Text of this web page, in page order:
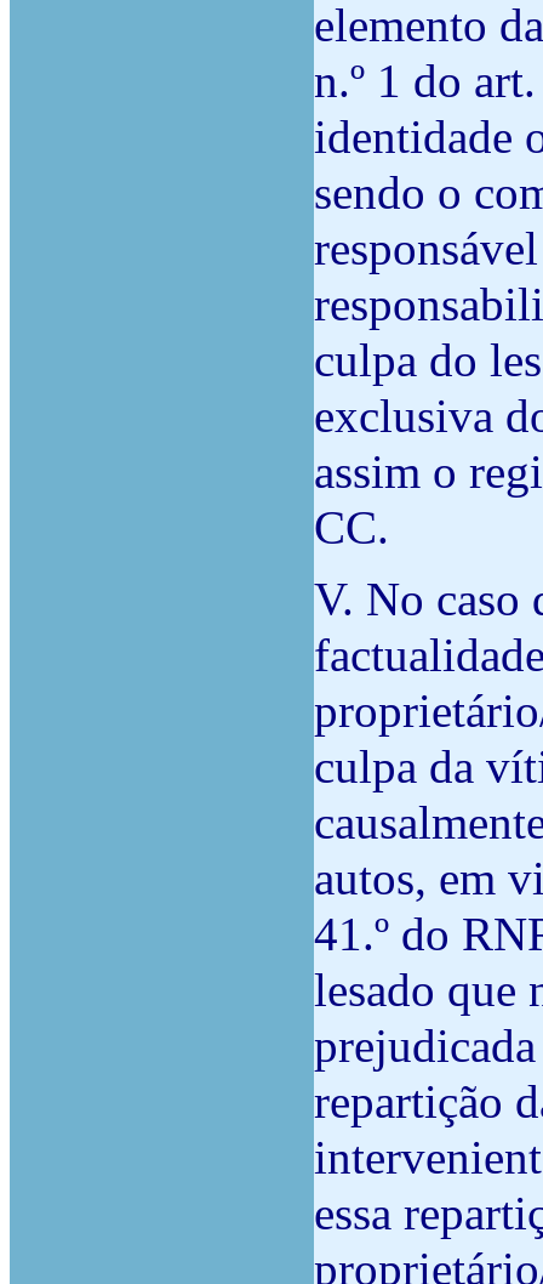
elemento
n.º 1 do
identidade
sendo o
culpa do
exclusiva
assim o
CC.
V. No caso
culpa da
autos, em
41.º do
lesado que
repartição
essa